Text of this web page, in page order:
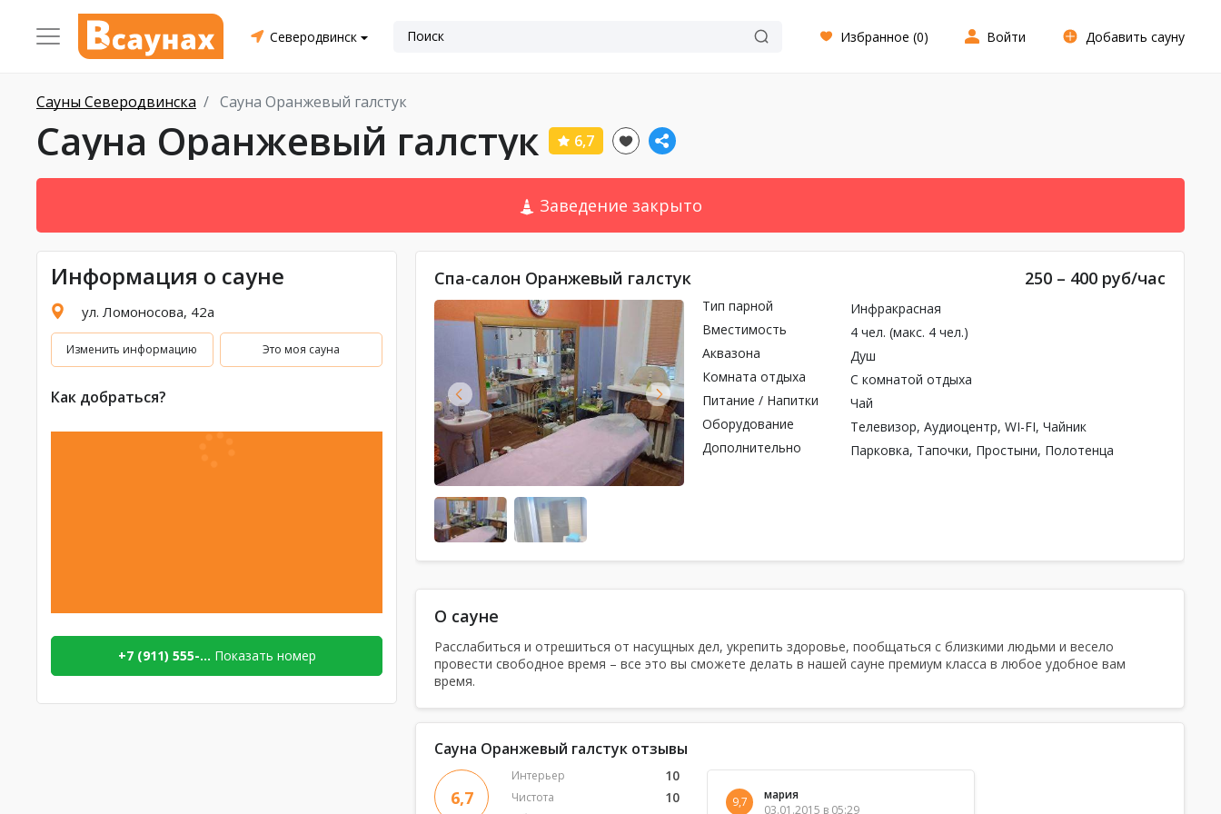
Северодвинск Избранное (0) Войти Добавить сауну
Сауны Северодвинска Сауна Оранжевый галстук
Сауна Оранжевый галстук 6,7
Заведение закрыто
Информация о сауне
ул. Ломоносова, 42а
Изменить информацию Это моя сауна
Как добраться?
+7 (911) 555-... Показать номер
Спа-салон Оранжевый галстук 250 – 400 руб/час
Тип парной
Инфракрасная
Вместимость
4 чел. (макс. 4 чел.)
Аквазона
Душ
Комната отдыха
С комнатой отдыха
Питание / Напитки
Чай
Оборудование
Телевизор, Аудиоцентр, WI-FI, Чайник
Дополнительно
Парковка, Тапочки, Простыни, Полотенца
О сауне
Расслабиться и отрешиться от насущных дел, укрепить здоровье, пообщаться с близкими людьми и весело
провести свободное время – все это вы сможете делать в нашей сауне премиум класса в любое удобное вам
время.
Сауна Оранжевый галстук отзывы
6,7
Интерьер 10
Чистота 10 9,7
мария
03.01.2015 в 05:29